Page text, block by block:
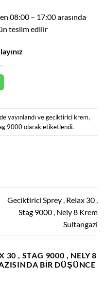
08:00 – 17:00 arasında
teslim edilir
yayınlandı vegeciktirici krem,
9000olarak etiketlendi.
Geciktirici Sprey , Relax 30 ,
Stag 9000 , Nely 8 Krem
Sultangazi
30 , STAG 9000 , NELY 8
BIR DÜŞÜNCE